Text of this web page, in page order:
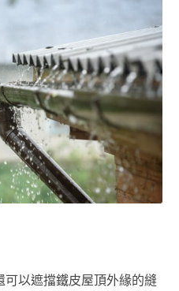
可以遮擋鐵皮屋頂外緣的縫